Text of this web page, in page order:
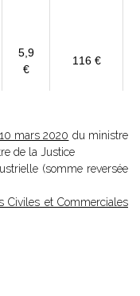
5,9
€
116 €
mars 2020 du ministre
de la Justice
(somme reversée
Civiles et Commerciales